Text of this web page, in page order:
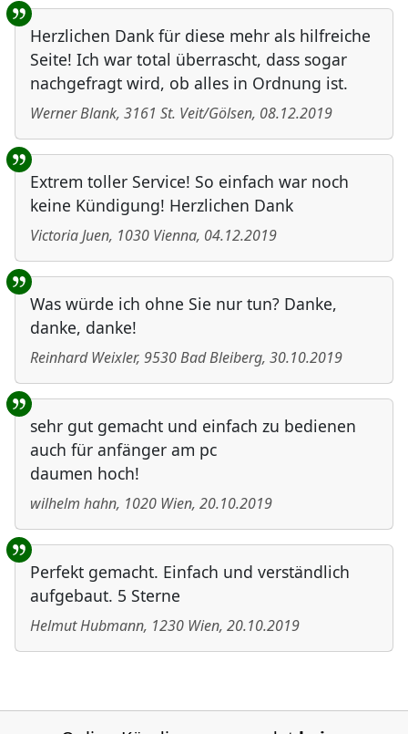
Herzlichen Dank für diese mehr als hilfreiche
Seite! Ich war total überrascht, dass sogar
nachgefragt wird, ob alles in Ordnung ist.
Werner Blank, 3161 St. Veit/Gölsen, 08.12.2019
Extrem toller Service! So einfach war noch
keine Kündigung! Herzlichen Dank
Victoria Juen, 1030 Vienna, 04.12.2019
Was würde ich ohne Sie nur tun? Danke,
danke, danke!
Reinhard Weixler, 9530Bad Bleiberg, 30.10.2019
sehr gut gemacht und einfach zu bedienen
auch für anfänger am pc
daumen hoch!
wilhelm hahn, 1020 Wien, 20.10.2019
Perfekt gemacht. Einfach und verständlich
aufgebaut. 5 Sterne
Helmut Hubmann, 1230 Wien, 20.10.2019